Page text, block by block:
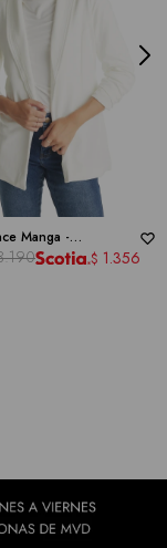
Manga -
$ 1.356